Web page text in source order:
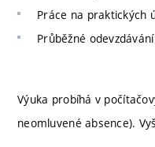
Práce na praktických
Průběžné
Výuka probíhá v
neomluvené absence).